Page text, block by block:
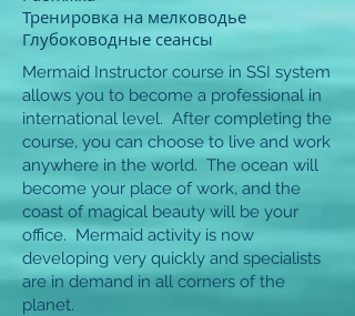
Тренировка на мелководье
Глубоководные сеансы
Mermaid Instructor course in SSI system
allows you to become a professional in
international level. After completing the
course, you can choose to live and work
anywhere in the world. The ocean will
become your place of work, and the
coast of magical beauty will be your
office. Mermaid activity is now
developing very quickly and specialists
are in demand in all corners of the
planet.